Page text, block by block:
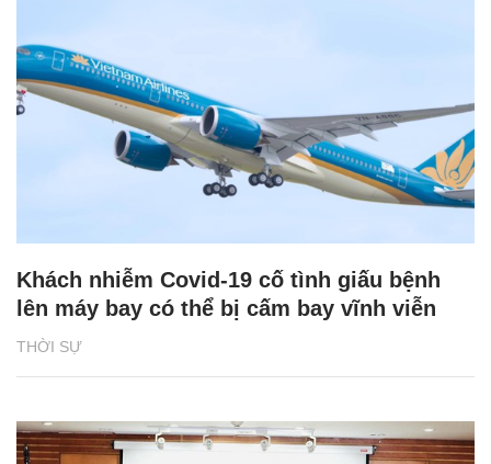
THỜI SỰ
Khách nhiễm Covid-19 cố tình giấu bệnh
lên máy bay có thể bị cấm bay vĩnh viễn